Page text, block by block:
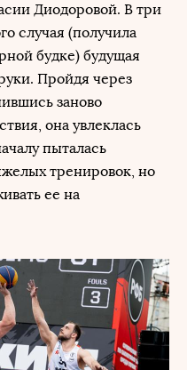
Диодоровой. В три
случая (получила
будке) будущая
Пройдя через
заново
она увлеклась
пыталась
тренировок, но
ее на